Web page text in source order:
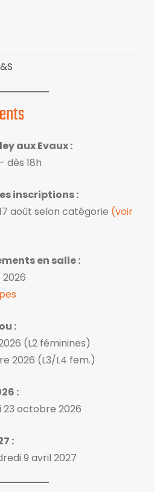
aux Evaux :
dès 18h
inscriptions :
août selon catégorie (voir
en salle :
2026
:
(L2 féminines)
2026 (L3/L4 fem.)
:
23 octobre 2026
:
9 avril 2027